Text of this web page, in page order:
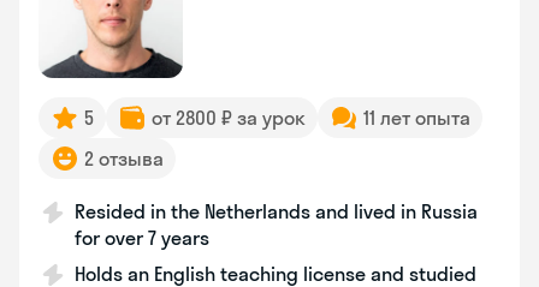
5 от 2800 ₽ за урок
11 лет опыта
2 отзыва
Resided in the Netherlands and lived in Russia
for over 7 years
Holds an English teaching license and studied